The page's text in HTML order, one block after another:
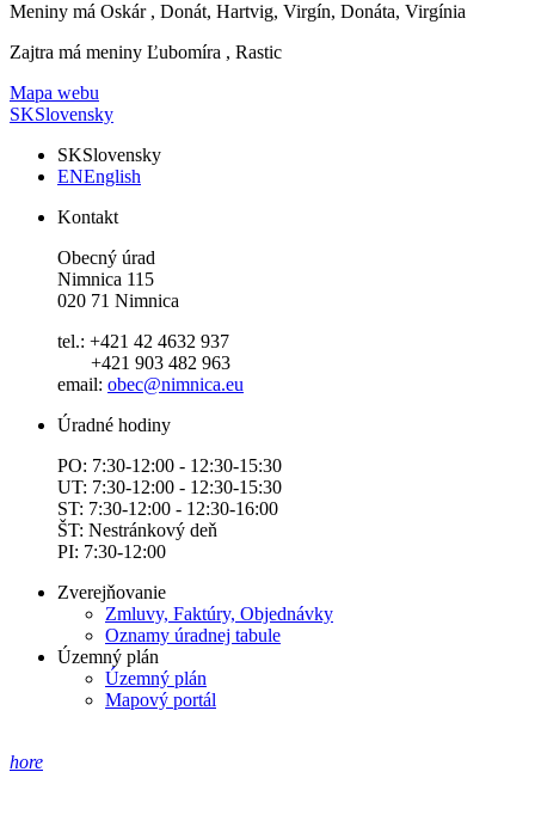
Meniny má Oskár , Donát, Hartvig, Virgín, Donáta, Virgínia
Zajtra má meniny Ľubomíra , Rastic
Mapa webu
SKSlovensky
SKSlovensky
ENEnglish
Kontakt
Obecný úrad
Nimnica 115
020 71 Nimnica
tel.: +421 42 4632 937
+421 903 482 963
email: obec@nimnica.eu
Úradné hodiny
PO: 7:30-12:00 - 12:30-15:30
UT: 7:30-12:00 - 12:30-15:30
ST: 7:30-12:00 - 12:30-16:00
ŠT: Nestránkový deň
PI: 7:30-12:00
Zverejňovanie
Zmluvy, Faktúry, Objednávky
Oznamy úradnej tabule
Územný plán
Územný plán
Mapový portál
hore